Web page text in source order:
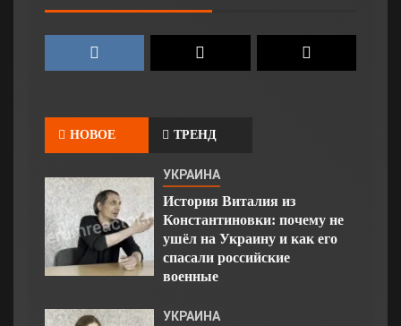
НОВОЕ ТРЕНД
УКРАИНА
История Виталия из
Константиновки: почему не
ушёл на Украину и как его
спасали российские
военные
УКРАИНА